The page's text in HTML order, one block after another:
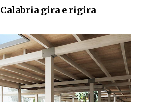
Calabria gira e rigira